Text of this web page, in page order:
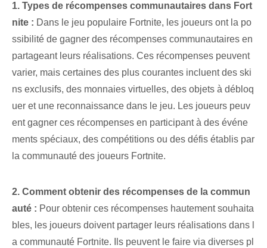
1. ⁢Types de récompenses ⁤communautaires⁢ dans ⁣Fort
nite : Dans le jeu populaire Fortnite, les joueurs ont la po
ssibilité de gagner des récompenses communautaires en
partageant leurs réalisations. Ces récompenses peuvent
varier, mais certaines des plus courantes incluent des ski
ns exclusifs, des monnaies virtuelles, des objets à débloq
uer et une reconnaissance dans le jeu. Les joueurs peuv
ent gagner ces récompenses en participant à des événe
ments spéciaux, des compétitions ou des défis établis par
la communauté des joueurs Fortnite.
2. Comment obtenir des récompenses de la commun
auté : Pour obtenir ces récompenses hautement souhaita
bles, les joueurs doivent partager leurs réalisations dans l
a communauté ‌Fortnite⁤. Ils peuvent le faire via diverses pl